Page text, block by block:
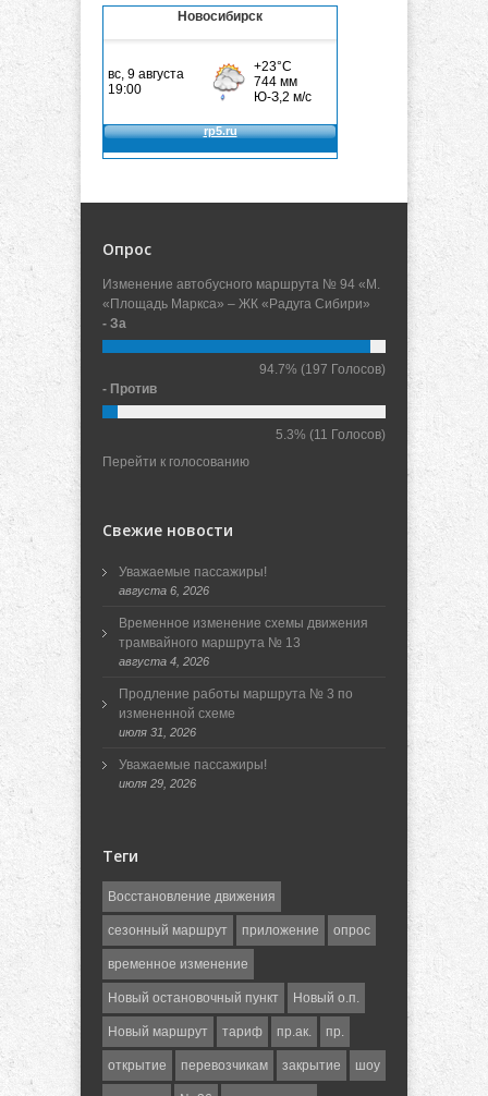
Новосибирск
Опрос
Изменение автобусного маршрута № 94 «М.
«Площадь Маркса» – ЖК «Радуга Сибири»
- За
94.7% (197 Голосов)
- Против
5.3% (11 Голосов)
Перейти к голосованию
Свежие новости
Уважаемые пассажиры!
августа 6, 2026
Временное изменение схемы движения
трамвайного маршрута № 13
августа 4, 2026
Продление работы маршрута № 3 по
измененной схеме
июля 31, 2026
Уважаемые пассажиры!
июля 29, 2026
Теги
Восстановление движения
сезонный маршрут приложение опрос
временное изменение
Новый остановочный пункт Новый о.п.
Новый маршрут тариф пр.ак. пр.
открытие перевозчикам закрытие шоу